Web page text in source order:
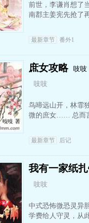
前世，李谦肖想了
南郡主姜宪先抢
最新章节 番外1
庶女攻略
吱吱
吱吱
鸟啼远山开，林霏
微的庶女…… 总而
最新章节 后记
我有一家纸
吱吱
中式恐怖微恐灵异
学费给人守灵，从